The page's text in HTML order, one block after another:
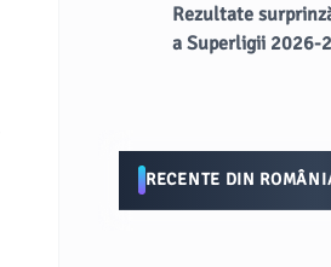
Rezultate
a Superligii 2026-
RECENTE DIN